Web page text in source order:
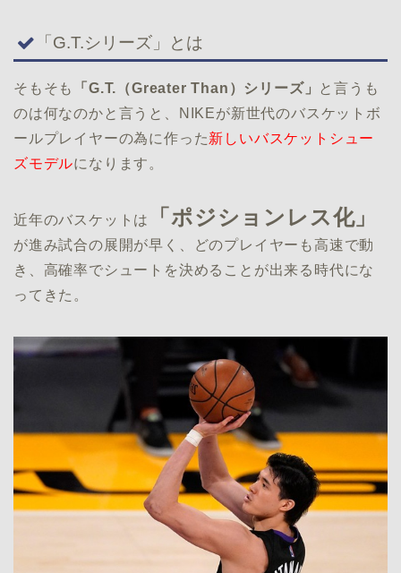
「G.T.シリーズ」とは
そもそも 「G.T.（Greater Than）シリーズ」
と言うも
のは何なのかと言うと、NIKEが新世代のバスケットボ
ールプレイヤーの為に作った新しいバスケットシュー
ズモデルになります。
近年のバスケットは 「ポジションレス化」
が進み試合の展開が早く、どのプレイヤーも高速で動
き、高確率でシュートを決めることが出来る時代にな
ってきた。